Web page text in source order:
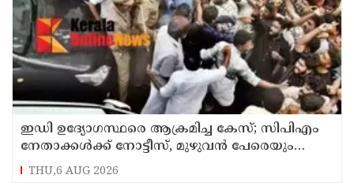
ഇഡി ഉദ്യോഗസ്ഥരെ ആക്രമിച്ച കേസ്; സിപിഎം
നേതാക്കൾക്ക് നോട്ടീസ്, മുഴുവൻ പേരെയും
ചോദ്യം ചെയ്യും
THU,6 AUG 2026